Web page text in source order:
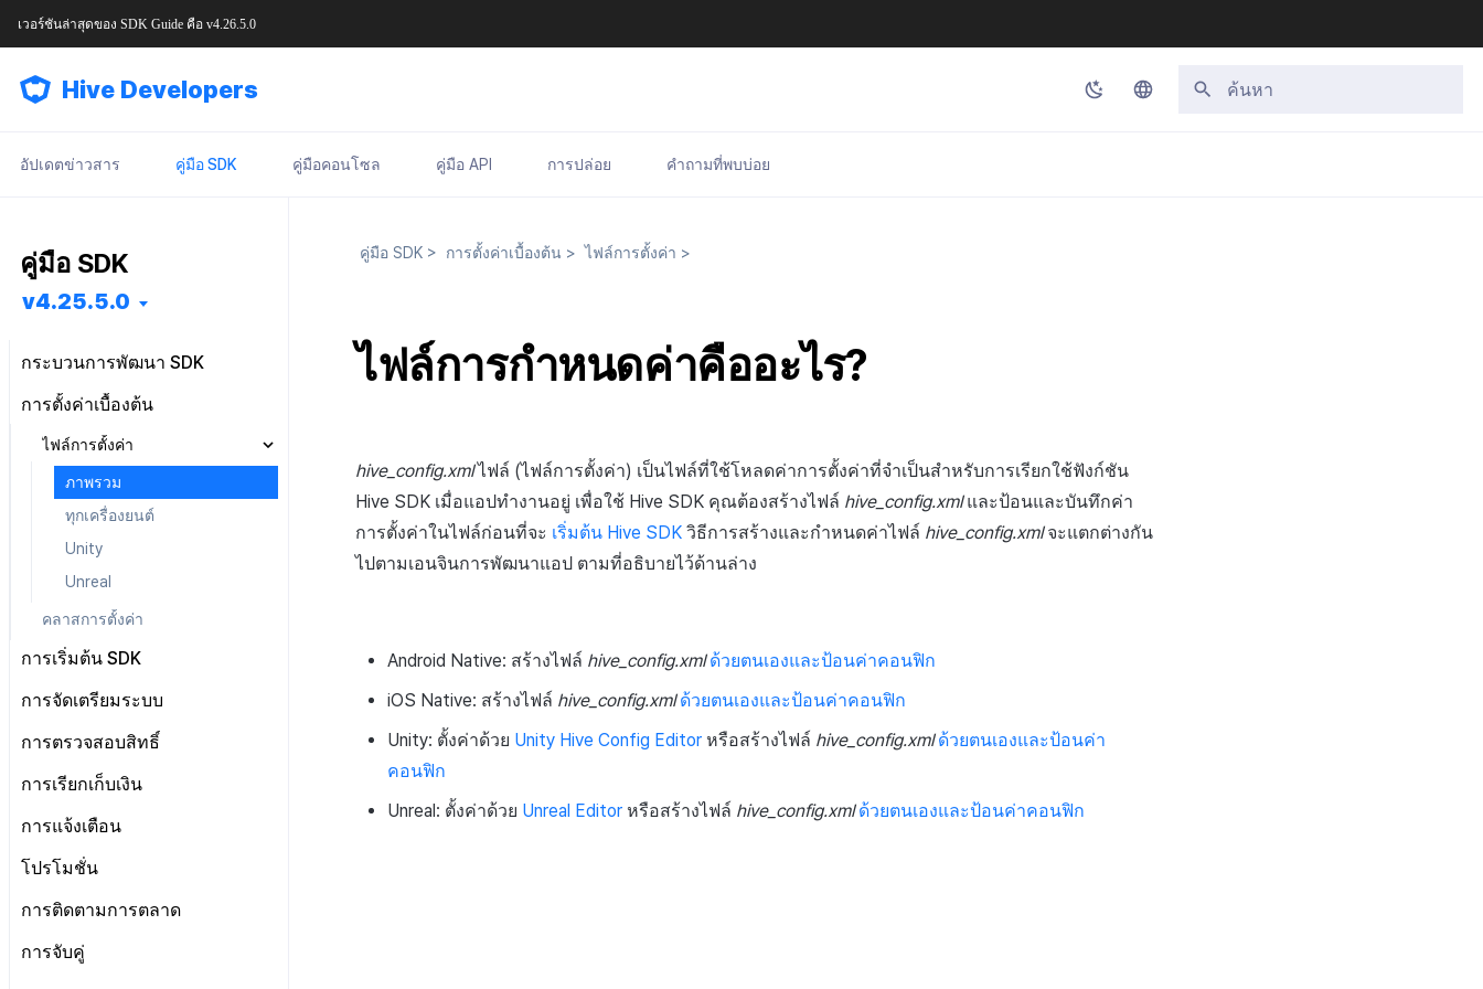
เวอร์ชันล่าสุดของ SDK Guide คือ v4.26.5.0
Hive Developers
อัปเดตข่าวสาร คู่มือ SDK คู่มือคอนโซล คู่มือ API การปล่อย คำถามที่พบบ่อย
คู่มือ SDK
v4.25.5.0
กระบวนการพัฒนา SDK
เริ่มต้นใช้งาน
การติดตั้งล่วงหน้า
Android
iOS
Unreal Engine 5
การติดตั้ง SDK
Android
Unreal Engine 4
Unreal Engine 5
หลังการติดตั้ง
Unity
Unreal Engine 4
Unreal Engine 5
การติดตั้งฟีเจอร์
Android
iOS
Cocos2d-x
Unreal Engine 5
การกำหนดค่าพื้นฐาน
Android
iOS
Unreal Engine 4
Unreal Engine 5
การกำหนดค่าที่เฉพาะเจาะจงกับ
ตลาด
Android
iOS
Cocos2d-x
Unity
ก่อนการพัฒนา
Android
iOS
Cocos2d-x
Unreal Engine 5
การพัฒนาแอป
การสร้างแอป
Android
Unity iOS
Unity Windows
Unreal Android
แอปบริการ
การตั้งค่าเบื้องต้น
ไฟล์การตั้งค่า
ภาพรวม
ทุกเครื่องยนต์
Unity
Unreal
คลาสการตั้งค่า
การเริ่มต้น SDK
การจัดเตรียมระบบ
ข้อกำหนด
ป๊อปอัปการแจ้งเตือน
การแจ้งเตือนทั่วไป
การบำรุงรักษาเซิร์ฟเวอร์
การตรวจสอบสิทธิ์
ข้อกำหนดเบื้องต้น
การตั้งค่าเพิ่มเติมตาม IdP
iOS
Unity
Unreal
ตรวจสอบข้อมูลผู้ใช้
เชื่อมโยง Idp
ส่งเสริมการเชื่อมโยงบัญชีกับเกม
การเรียกเก็บเงิน
ข้อกำหนดเบื้องต้น
Android
Unity
Unreal
การเริ่มต้น IAP v4
การตรวจสอบใบเสร็จ
IAP โปรโมชั่น
การแจ้งเตือน
ข้อกำหนดเบื้องต้น
Unity
การส่งการแจ้งเตือนแบบท้องถิ่น
โปรโมชั่น
ข้อกำหนดเบื้องต้น
การติดตามการตลาด
ข้อกำหนดเบื้องต้น
การจับคู่
คู่มือ SDK > การตั้งค่าเบื้องต้น > ไฟล์การตั้งค่า >
ไฟล์การกำหนดค่าคืออะไร?
hive_config.xmlไฟล์ (ไฟล์การตั้งค่า) เป็นไฟล์ที่ใช้โหลดค่าการตั้งค่าที่จำเป็นสำหรับการเรียกใช้ฟังก์ชัน
Hive SDK เมื่อแอปทำงานอยู่ เพื่อใช้ Hive SDK คุณต้องสร้างไฟล์ hive_config.xmlและป้อนและบันทึกค่า
การตั้งค่าในไฟล์ก่อนที่จะ เริ่มต้น Hive SDK วิธีการสร้างและกำหนดค่าไฟล์ hive_config.xmlจะแตกต่างกัน
ไปตามเอนจินการพัฒนาแอป ตามที่อธิบายไว้ด้านล่าง
Android Native: สร้างไฟล์ hive_config.xml ด้วยตนเองและป้อนค่าคอนฟิก
iOS Native: สร้างไฟล์ hive_config.xml ด้วยตนเองและป้อนค่าคอนฟิก
Unity: ตั้งค่าด้วย Unity Hive Config Editorหรือสร้างไฟล์ hive_config.xml ด้วยตนเองและป้อนค่า
คอนฟิก
Unreal: ตั้งค่าด้วย Unreal Editorหรือสร้างไฟล์ hive_config.xml ด้วยตนเองและป้อนค่าคอนฟิก